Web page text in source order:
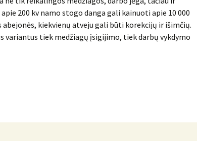
200 kv namo stogo danga gali kainuoti apie 10 000
abejonės, kiekvienų atveju gali būti korekcijų ir išimčių.
variantus tiek medžiagų įsigijimo, tiek darbų vykdymo